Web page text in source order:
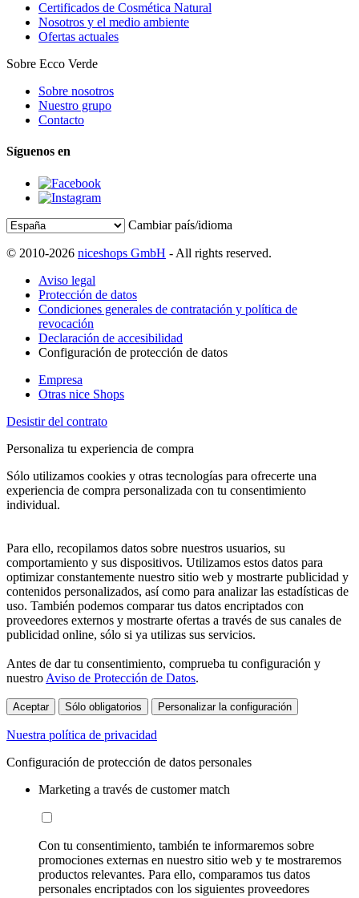
Certificados de Cosmética Natural
Nosotros y el medio ambiente
Ofertas actuales
Sobre Ecco Verde
Sobre nosotros
Nuestro grupo
Contacto
Síguenos en
Cambiar país/idioma
© 2010-2026 niceshops GmbH - All rights reserved.
Aviso legal
Protección de datos
Condiciones generales de contratación y política de
revocación
Declaración de accesibilidad
Configuración de protección de datos
Empresa
Otras nice Shops
Desistir del contrato
Personaliza tu experiencia de compra
Sólo utilizamos cookies y otras tecnologías para ofrecerte una
experiencia de compra personalizada con tu consentimiento
individual.
Para ello, recopilamos datos sobre nuestros usuarios, su
comportamiento y sus dispositivos. Utilizamos estos datos para
optimizar constantemente nuestro sitio web y mostrarte publicidad y
contenidos personalizados, así como para analizar las estadísticas de
uso. También podemos comparar tus datos encriptados con
proveedores externos y mostrarte ofertas a través de sus canales de
publicidad online, sólo si ya utilizas sus servicios.
Antes de dar tu consentimiento, comprueba tu configuración y
nuestro Aviso de Protección de Datos.
Aceptar Sólo obligatorios Personalizar la configuración
Nuestra política de privacidad
Configuración de protección de datos personales
Marketing a través de customer match
Con tu consentimiento, también te informaremos sobre
promociones externas en nuestro sitio web y te mostraremos
productos relevantes. Para ello, comparamos tus datos
personales encriptados con los siguientes proveedores